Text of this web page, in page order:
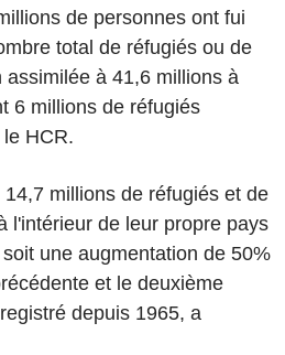
de personnes ont fui
total de réfugiés ou de
à 41,6 millions à
6 millions de réfugiés
HCR.
millions de réfugiés et de
l'intérieur de leur propre pays
une augmentation de 50%
et le deuxième
depuis 1965, a